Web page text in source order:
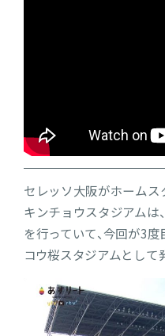
セレッソ大阪がホーム
キンチョウスタジアムは
を行っていて、今回が3
コウ桜スタジアムとして